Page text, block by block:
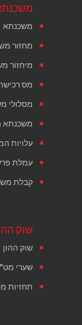
משכנתא
מחזור
מיחזור
מס
מסלולי
משכנתא
עלויות
עמלת
קבלת
שוק
שוק ההון
שערי
תחזיות